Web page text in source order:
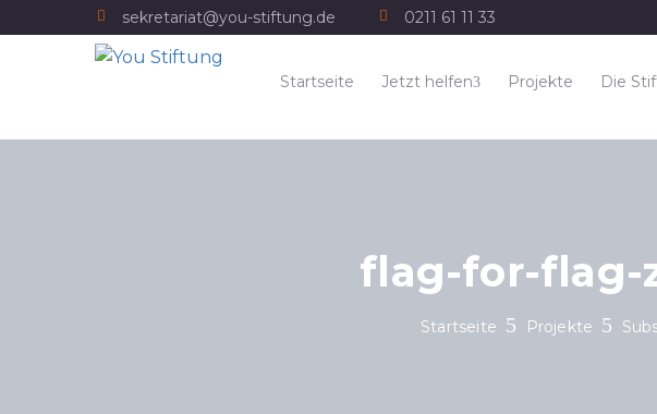
sekretariat@you-stiftung.de 0211 61 11 33
Startseite Jetzt helfen Projekte Die
flag-for-flag-
Startseite Projekte